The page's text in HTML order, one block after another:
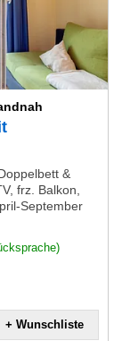
&
frz. Balkon,
September
+ Wunschliste